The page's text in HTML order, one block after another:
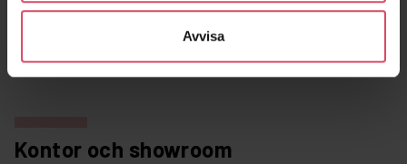
Avvisa
Kontor och showroom